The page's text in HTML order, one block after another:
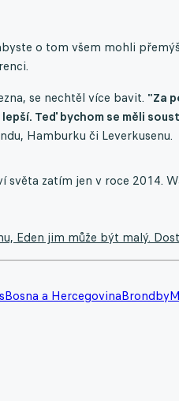
o tom všem mohli
se nechtěl více bavit. "Za
Teď bychom se měli
Hamburku či Leverkusenu.
světa zatím jen v roce 2014.
Eden jim může být malý.
Bosna a HercegovinaBrondby